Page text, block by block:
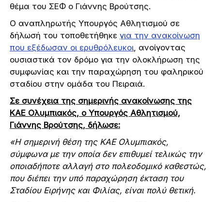
θέμα του ΣΕΦ ο Γιάννης Βρούτσης.
Ο αναπληρωτής Υπουργός Αθλητισμού σε
δήλωσή του τοποθετήθηκε για την ανακοίνωση
που εξέδωσαν οι ερυθρόλευκοι, ανοίγοντας
ουσιαστικά τον δρόμο για την ολοκλήρωση της
συμφωνίας και την παραχώρηση του φαληρικού
σταδίου στην ομάδα του Πειραιά.
Σε συνέχεια της σημερινής ανακοίνωσης της
ΚΑΕ Ολυμπιακός, ο Υπουργός Αθλητισμού,
Γιάννης Βρούτσης, δήλωσε:
«Η σημερινή θέση της ΚΑΕ Ολυμπιακός,
σύμφωνα με την οποία δεν επιθυμεί τελικώς την
οποιαδήποτε αλλαγή στο πολεοδομικό καθεστώς,
που διέπει την υπό παραχώρηση έκταση του
Σταδίου Ειρήνης και Φιλίας, είναι πολύ θετική.